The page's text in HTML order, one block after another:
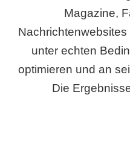
Magazine,
unter echten
optimieren und an
Die